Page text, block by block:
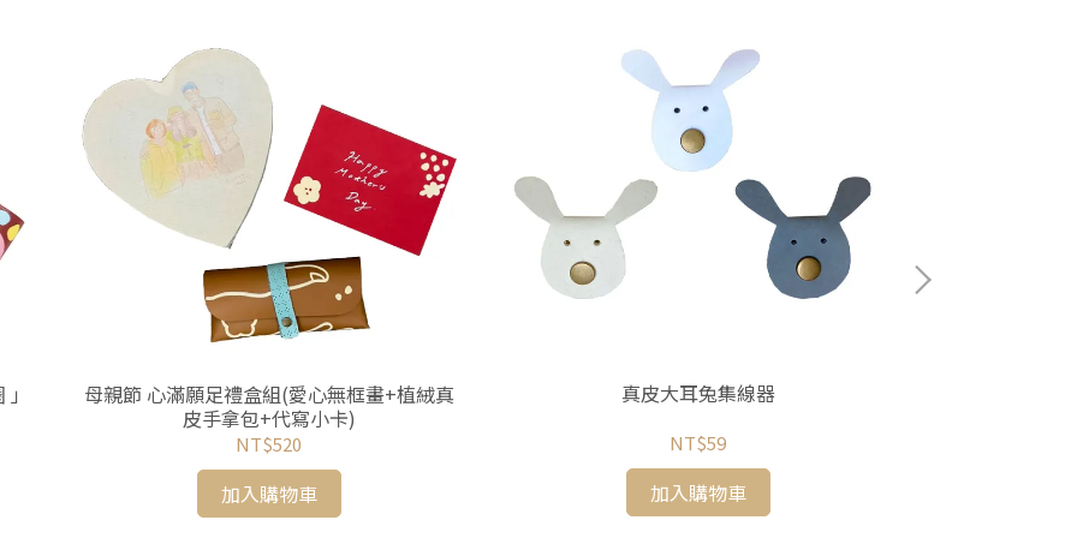
母親節 心滿願足禮盒組(愛心無框畫+植絨真
皮手拿包+代寫小卡)
NT$520
加入購物車
真皮大耳兔集線器
NT$59
加入購物車